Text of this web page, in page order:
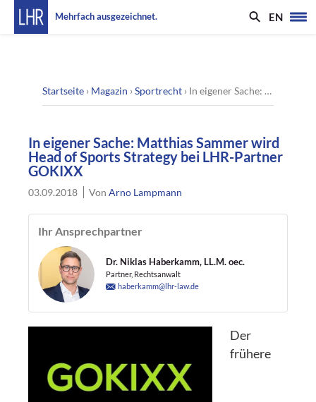
Mehrfach ausgezeichnet. EN
Startseite › Magazin ›Sportrecht › In eigener Sache: Matthias Sammer wird Head of Sports Strategy bei LHR-Partner GOKIXX
In eigener Sache: Matthias Sammer wird
Head of Sports Strategy bei LHR-Partner
GOKIXX
03.09.2018 VonArno Lampmann
Ihr Ansprechpartner
Dr. Niklas Haberkamm, LL.M. oec.
Partner, Rechtsanwalt
haberkamm@lhr-law.de
Der
frühere